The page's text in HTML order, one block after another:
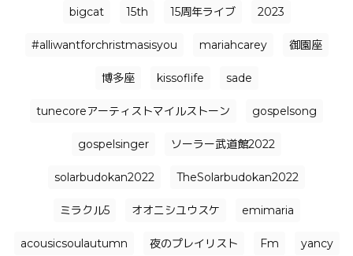
bigcat 15th 15周年ライブ 2023
#alliwantforchristmasisyou mariahcarey 御園座
博多座 kissoflife sade
tunecoreアーティストマイルストーン gospelsong
gospelsinger ソーラー武道館2022
solarbudokan2022 TheSolarbudokan2022
ミラクル5 オオニシユウスケ emimaria
acousicsoulautumn 夜のプレイリスト Fm yancy